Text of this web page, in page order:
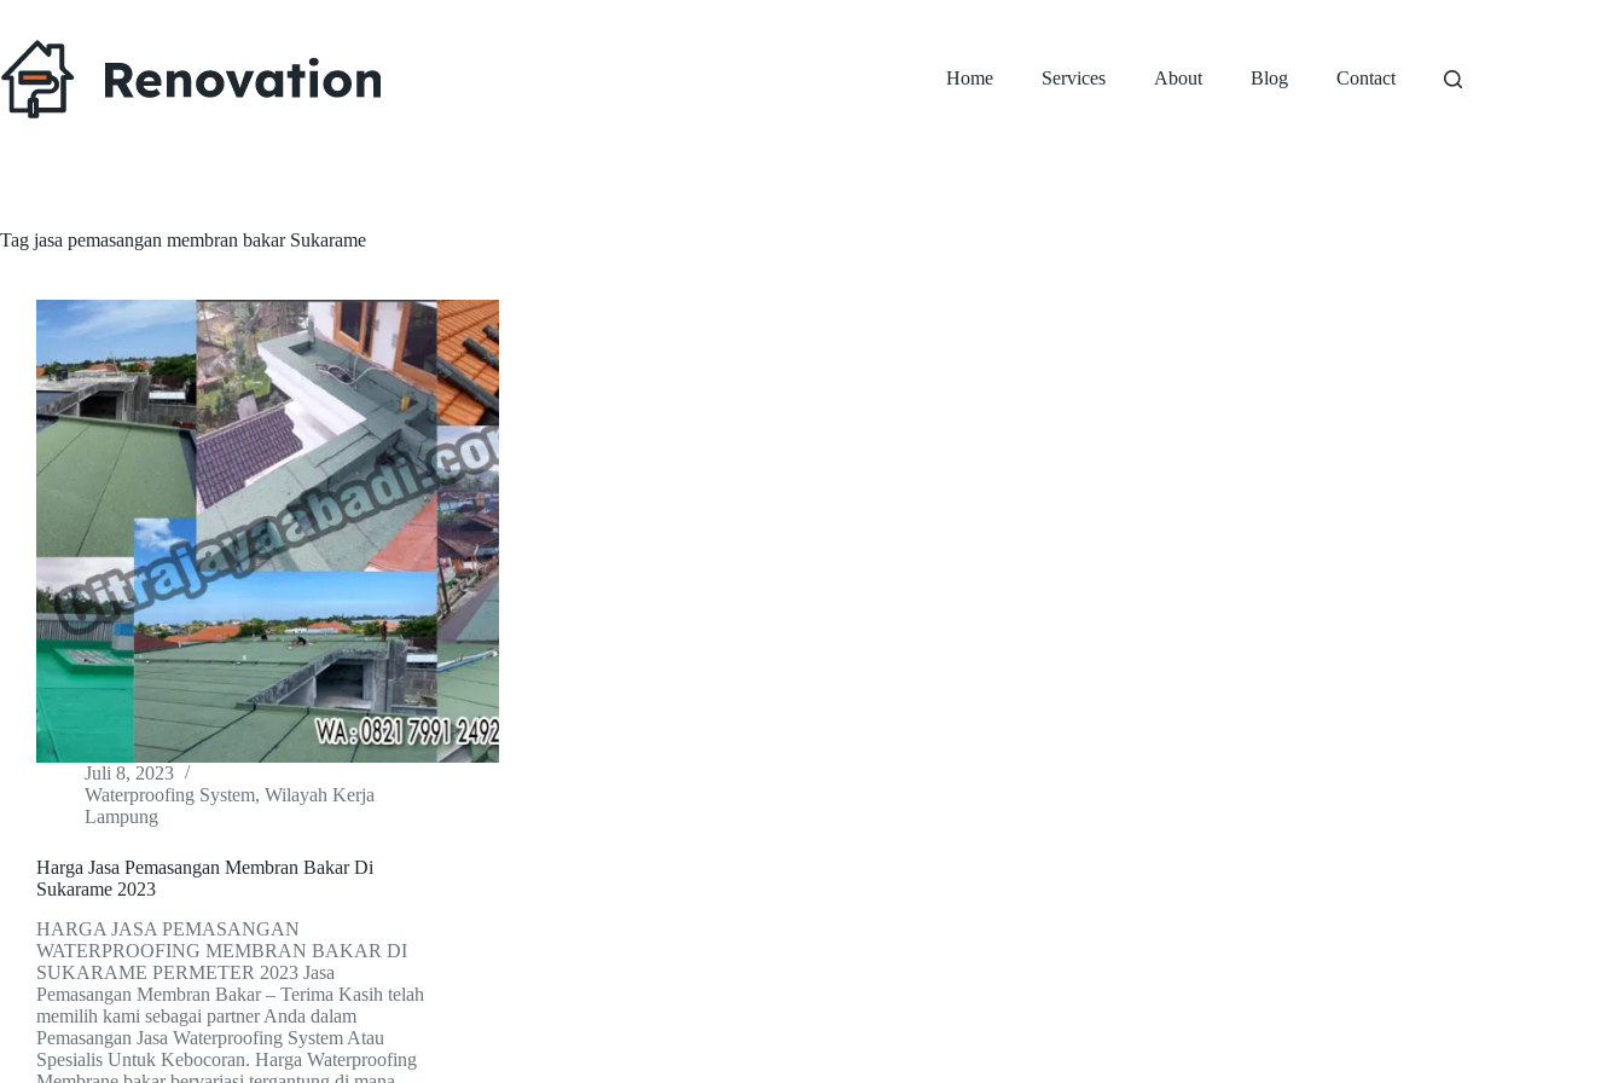
content
Home
Services About Blog Contact
Tag jasa pemasangan membran bakar Sukarame
Juli 8, 2023
Waterproofing System, Wilayah Kerja
Lampung
Harga Jasa Pemasangan Membran Bakar Di
Sukarame 2023
HARGA JASA PEMASANGAN
WATERPROOFING MEMBRAN BAKAR DI
SUKARAME PERMETER 2023 Jasa
Pemasangan Membran Bakar – Terima Kasih telah
memilih kami sebagai partner Anda dalam
Pemasangan Jasa Waterproofing System Atau
Spesialis Untuk Kebocoran. Harga Waterproofing